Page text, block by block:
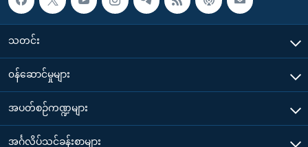
သတင်း
၀န်ဆောင်မှုများ
အပတ်စဉ်ကဏ္ဍများ
အင်္ဂလိပ်သင်ခန်းစာများ